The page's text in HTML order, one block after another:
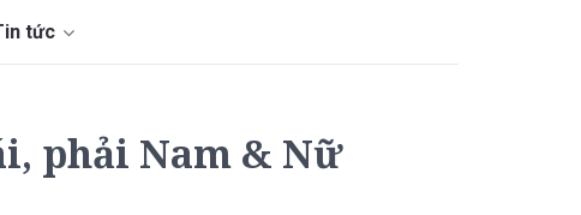
tức
phải Nam & Nữ